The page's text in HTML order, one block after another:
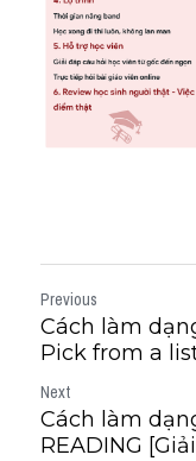
Previous
Cách làm
Pick from a
Next
Cách làm
READING